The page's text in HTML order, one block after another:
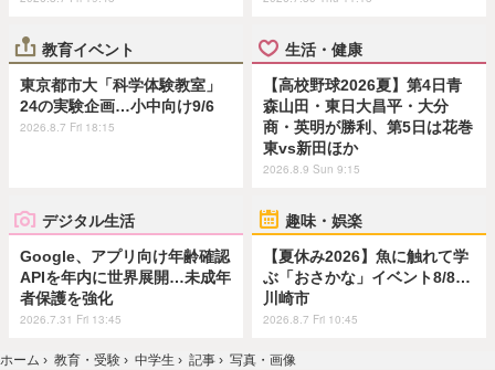
教育イベント
東京都市大「科学体験教室」
24の実験企画…小中向け9/6
2026.8.7 Fri 18:15
生活・健康
【高校野球2026夏】第4日青
森山田・東日大昌平・大分
商・英明が勝利、第5日は花巻
東vs新田ほか
2026.8.9 Sun 9:15
デジタル生活
Google、アプリ向け年齢確認
APIを年内に世界展開…未成年
者保護を強化
2026.7.31 Fri 13:45
趣味・娯楽
【夏休み2026】魚に触れて学
ぶ「おさかな」イベント8/8…
川崎市
2026.8.7 Fri 10:45
ホーム › 教育・受験 › 中学生 › 記事 › 写真・画像